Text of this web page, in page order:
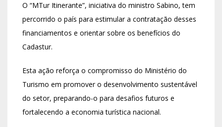
O “MTur Itinerante”, iniciativa do ministro Sabino, tem
percorrido o país para estimular a contratação desses
financiamentos e orientar sobre os benefícios do
Cadastur.
Esta ação reforça o compromisso do Ministério do
Turismo em promover o desenvolvimento sustentável
do setor, preparando-o para desafios futuros e
fortalecendo a economia turística nacional.